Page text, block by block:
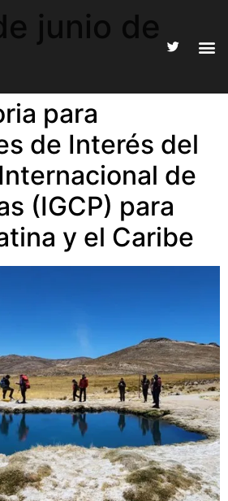
junio de
para
de Interés del
de
(IGCP) para
y el Caribe